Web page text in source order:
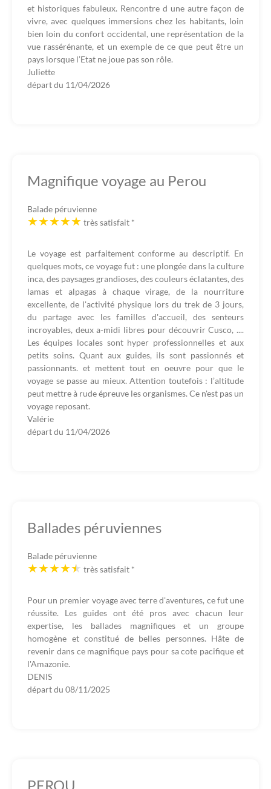
et historiques fabuleux. Rencontre d une autre façon de
vivre, avec quelques immersions chez les habitants, loin
bien loin du confort occidental, une représentation de la
vue rassérénante, et un exemple de ce que peut être un
pays lorsque l’Etat ne joue pas son rôle.
Juliette
départ du 11/04/2026
Magnifique voyage au Perou
Balade péruvienne
très satisfait *
Le voyage est parfaitement conforme au descriptif. En
quelques mots, ce voyage fut : une plongée dans la culture
inca, des paysages grandioses, des couleurs éclatantes, des
lamas et alpagas à chaque virage, de la nourriture
excellente, de l'activité physique lors du trek de 3 jours,
du partage avec les familles d'accueil, des senteurs
incroyables, deux a-midi libres pour découvrir Cusco, ....
Les équipes locales sont hyper professionnelles et aux
petits soins. Quant aux guides, ils sont passionnés et
passionnants. et mettent tout en oeuvre pour que le
voyage se passe au mieux. Attention toutefois : l’altitude
peut mettre à rude épreuve les organismes. Ce n'est pas un
voyage reposant.
Valérie
départ du 11/04/2026
Ballades péruviennes
Balade péruvienne
très satisfait *
Pour un premier voyage avec terre d'aventures, ce fut une
réussite. Les guides ont été pros avec chacun leur
expertise, les ballades magnifiques et un groupe
homogène et constitué de belles personnes. Hâte de
revenir dans ce magnifique pays pour sa cote pacifique et
l'Amazonie.
DENIS
départ du 08/11/2025
PEROU